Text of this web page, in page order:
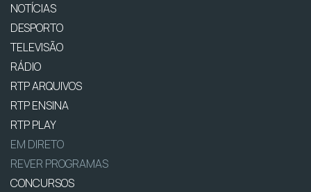
NOTÍCIAS
DESPORTO
TELEVISÃO
RÁDIO
RTP ARQUIVOS
RTP ENSINA
RTP PLAY
EM DIRETO
REVER PROGRAMAS
CONCURSOS